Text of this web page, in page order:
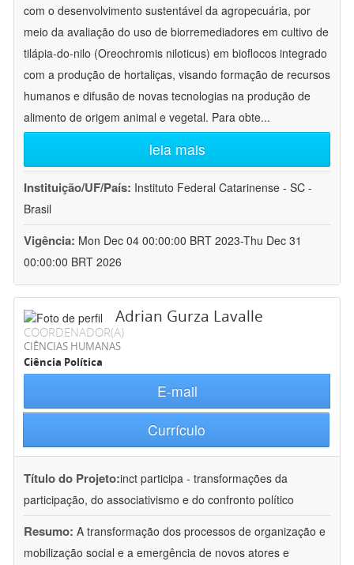
com o desenvolvimento sustentável da agropecuária, por
meio da avaliação do uso de biorremediadores em cultivo de
tilápia-do-nilo (Oreochromis niloticus) em bioflocos integrado
com a produção de hortaliças, visando formação de recursos
humanos e difusão de novas tecnologias na produção de
alimento de origem animal e vegetal. Para obte...
leia mais
Instituição/UF/País: Instituto Federal Catarinense - SC -
Brasil
Vigência: Mon Dec 04 00:00:00 BRT 2023-Thu Dec 31
00:00:00 BRT 2026
Adrian Gurza Lavalle
COORDENADOR(A)
CIÊNCIAS HUMANAS
Ciência Política
E-mail
Currículo
Título do Projeto:inct participa - transformações da
participação, do associativismo e do confronto político
Resumo: A transformação dos processos de organização e
mobilização social e a emergência de novos atores e